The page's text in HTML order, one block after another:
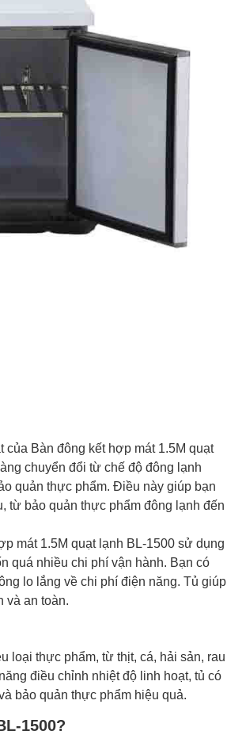
của Bàn đông kết hợp mát 1.5M quạt
chuyển đổi từ chế độ đông lạnh
quản thực phẩm. Điều này giúp bạn
từ bảo quản thực phẩm đông lạnh đến
mát 1.5M quạt lạnh BL-1500 sử dụng
quá nhiều chi phí vận hành. Bạn có
lo lắng về chi phí điện năng. Tủ giúp
và an toàn.
loại thực phẩm, từ thịt, cá, hải sản, rau
điều chỉnh nhiệt độ linh hoạt, tủ có
bảo quản thực phẩm hiệu quả.
1500?